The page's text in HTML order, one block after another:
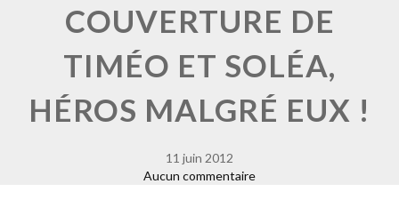
COUVERTURE DE
TIMÉO ET SOLÉA,
HÉROS MALGRÉ EUX !
11 juin 2012
Aucun commentaire